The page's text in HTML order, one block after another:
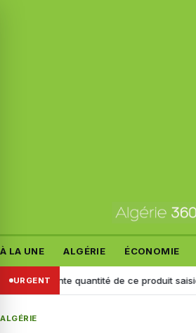
À LA UNE ALGÉRIE ÉCONOMIE
URGENTquantité de ce produit saisie à Chlef
ALGÉRIE